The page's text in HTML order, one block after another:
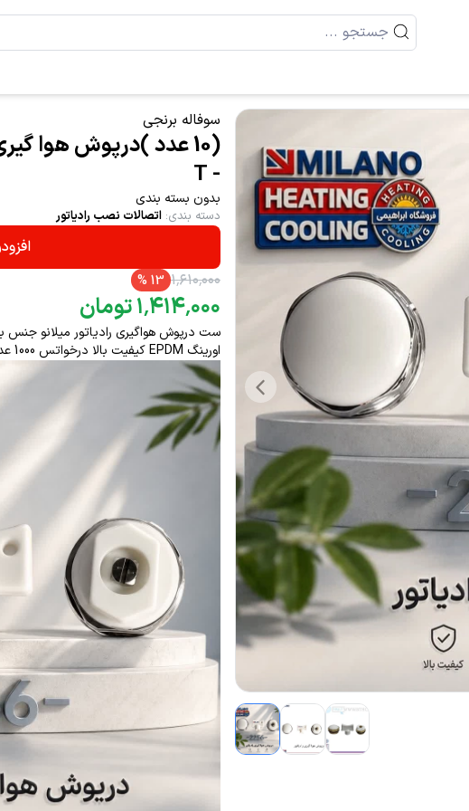
سوفاله برنجی
- T
بدون بسته بندی
دسته بندی: اتصالات نصب رادیاتور
۱٬۶۱۰٬۰۰۰ 13
%
۱٬۴۱۴٬۰۰۰ تومان
ست درپوش هواگیری رادیاتور میلانو جنس
اورینگ EPDM کیفیت بالا درخواتس 1000 عددی نیز پذیرفته میشود